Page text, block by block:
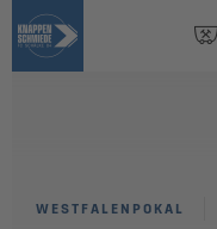
WESTFALENPOKAL